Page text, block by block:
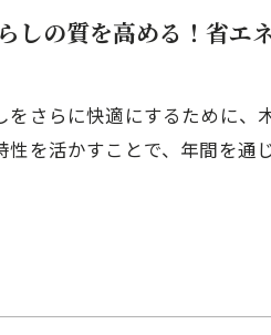
しの質を高める！省エ
をさらに快適にするために、
性を活かすことで、年間を